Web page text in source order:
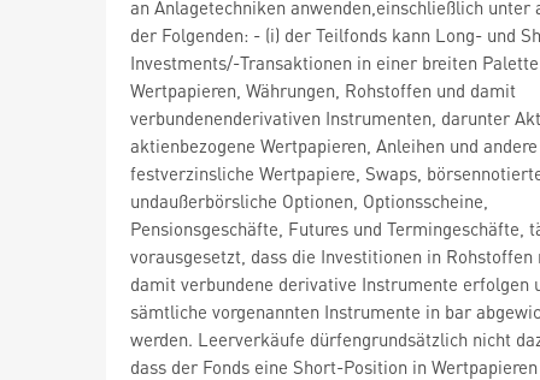
an Anlagetechniken anwenden,einschließlich unter
der Folgenden: - (i) der Teilfonds kann Long- und
Investments/-Transaktionen in einer breiten
Wertpapieren, Währungen, Rohstoffen und damit
verbundenenderivativen Instrumenten, darunter
aktienbezogene Wertpapieren, Anleihen und andere
festverzinsliche Wertpapiere, Swaps,
undaußerbörsliche Optionen, Optionsscheine,
Pensionsgeschäfte, Futures und Termingeschäfte,
vorausgesetzt, dass die Investitionen in Rohstoffen
damit verbundene derivative Instrumente erfolgen
sämtliche vorgenannten Instrumente in bar
werden. Leerverkäufe dürfengrundsätzlich nicht
dass der Fonds eine Short-Position in